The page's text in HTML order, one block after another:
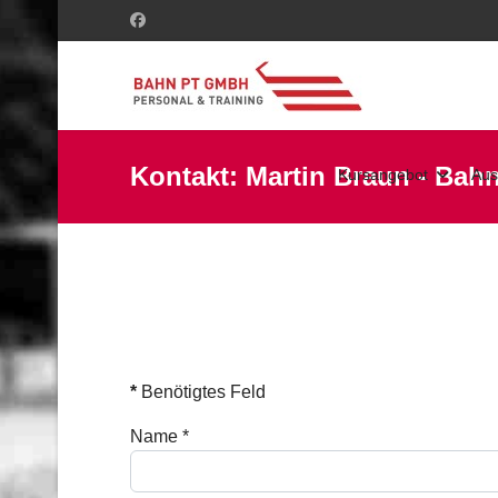
Kursangebot
Kontakt: Martin Braun -
* Benötigtes Feld
Name *